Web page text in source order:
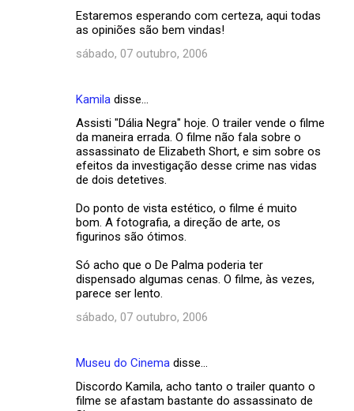
Estaremos esperando com certeza, aqui todas
as opiniões são bem vindas!
sábado, 07 outubro, 2006
Kamila disse…
Assisti "Dália Negra" hoje. O trailer vende o filme
da maneira errada. O filme não fala sobre o
assassinato de Elizabeth Short, e sim sobre os
efeitos da investigação desse crime nas vidas
de dois detetives.
Do ponto de vista estético, o filme é muito
bom. A fotografia, a direção de arte, os
figurinos são ótimos.
Só acho que o De Palma poderia ter
dispensado algumas cenas. O filme, às vezes,
parece ser lento.
sábado, 07 outubro, 2006
Museu do Cinema disse…
Discordo Kamila, acho tanto o trailer quanto o
filme se afastam bastante do assassinato de